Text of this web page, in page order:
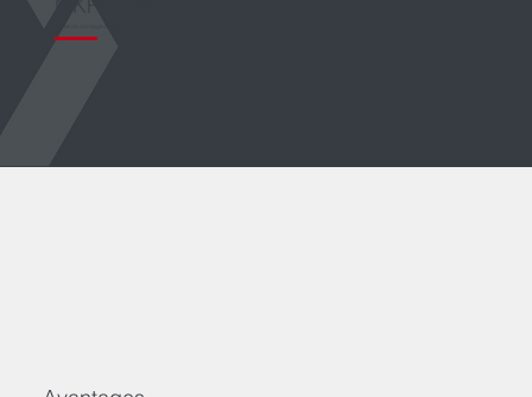
MKFX 635